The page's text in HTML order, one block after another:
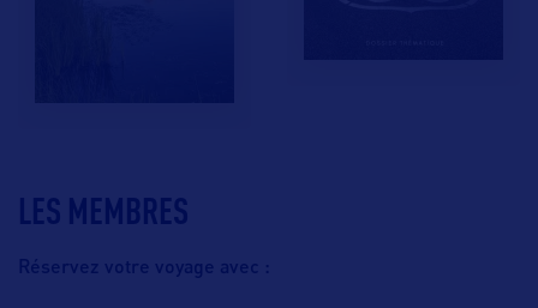
LES MEMBRES
Réservez votre voyage avec :